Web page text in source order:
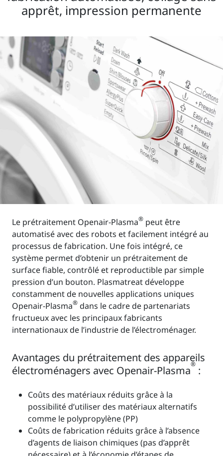
apprêt, impression permanente
Le prétraitement Openair-Plasma® peut être
automatisé avec des robots et facilement intégré au
processus de fabrication. Une fois intégré, ce
système permet d’obtenir un prétraitement de
surface fiable, contrôlé et reproductible par simple
pression d’un bouton. Plasmatreat développe
constamment de nouvelles applications uniques
Openair-Plasma® dans le cadre de partenariats
fructueux avec les principaux fabricants
internationaux de l’industrie de l’électroménager.
Avantages du prétraitement des appareils
électroménagers avec Openair-Plasma® :
Coûts des matériaux réduits grâce à la
possibilité d’utiliser des matériaux alternatifs
comme le polypropylène (PP)
Coûts de fabrication réduits grâce à l’absence
d’agents de liaison chimiques (pas d’apprêt